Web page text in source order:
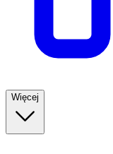
Więcej